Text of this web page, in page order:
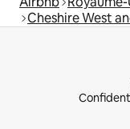
Cheshire West